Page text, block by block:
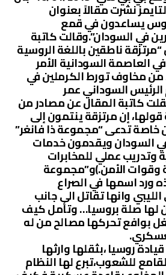
نشرت مقالاً بعنوان
يساعدون في قمع
في السودان”.وقالت كاتبة
ناطقين باللغة الروسية
العاصمة السودانية الأمر
من مخاوف تورط الكرملين في
السوداني عمر
كاتبة المقال عن مصادر من
إن مرتزقة ينتمون إلى
تدعى “مجموعة ذا فانغر”
السودان ويقدمون خدمات
وتدريب عملي للمخابرات
وقوات الأمن.)و”مجموعة
ورد اسمها في الصراع
وانها تقاتل الى جانب
لها صلة بروسيا… وتأمل كيف
بوافع تحركها مصالح من له
روسيا ،بثقلها وارثها
للشعوب،تبرع لها النظام